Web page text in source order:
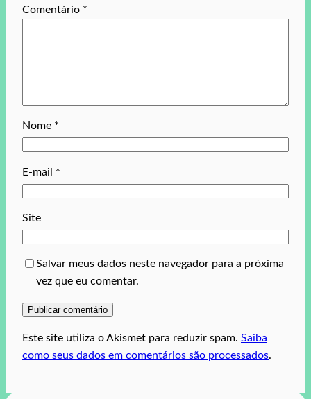
Comentário *
Nome *
E-mail *
Site
Salvar meus dados neste navegador para a próxima
vez que eu comentar.
Este site utiliza o Akismet para reduzir spam. Saiba
como seus dados em comentários são processados.